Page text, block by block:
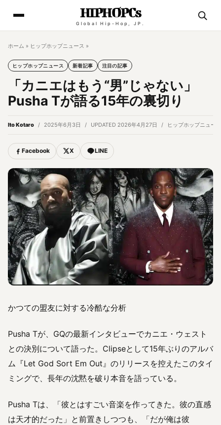
HIPHOPCs
Global Hip-Hop, JP.
ホーム » ヒップホップニュース »
ヒップホップニュース 新着記事 注目の記事
「カニエはもう“男”じゃない」
Pusha Tが語る15年の裏切り
Ito Kotaro 2025年6月3日 UPDATED 2026年4月27日 ヒップホップニュース
Facebook X LINE
かつての盟友に対する冷酷な分析
Pusha Tが、GQの最新インタビューでカニエ・ウェスト
との決別について語った。Clipseとして15年ぶりのアルバ
ム『Let God Sort Em Out』のリリースを控えたこのタイ
ミングで、長年の沈黙を破り本音を語っている。
Pusha Tは、「彼とはすごい音楽を作ってきた。彼の直感
は天才的だった」と前置きしつつも、「だが俺は彼